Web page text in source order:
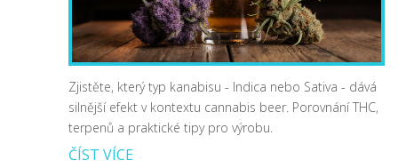
Zjistěte, který typ kanabisu - Indica nebo Sativa - dává
silnější efekt v kontextu cannabis beer. Porovnání THC,
terpenů a praktické tipy pro výrobu.
ČÍST VÍCE